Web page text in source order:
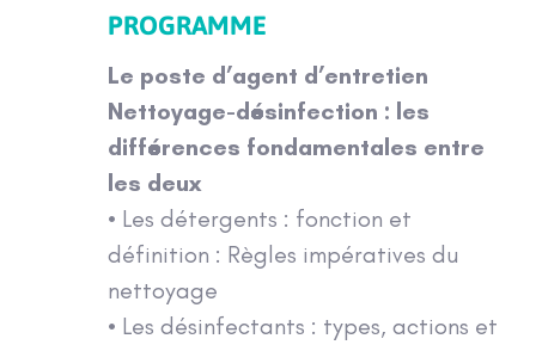
PROGRAMME
Le poste d’agent d’entretien
Nettoyage-désinfection : les
différences fondamentales entre
les deux
• Les détergents : fonction et
définition : Règles impératives du
nettoyage
• Les désinfectants : types, actions et